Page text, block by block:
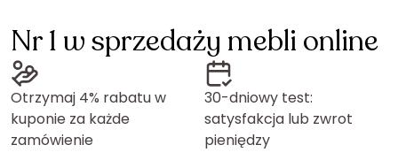
Nr 1 w sprzedaży mebli online
Otrzymaj 4% rabatu w
kuponie za każde
zamówienie
30-dniowy test:
satysfakcja lub zwrot
pieniędzy